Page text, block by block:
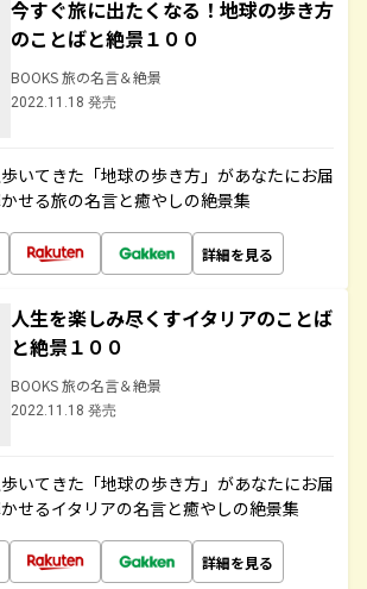
今すぐ旅に出たくなる！地球の歩き方
のことばと絶景１００
BOOKS 旅の名言＆絶景
2022.11.18 発売
いてきた「地球の歩き方」があなたにお届
せる旅の名言と癒やしの絶景集
詳細を見る
人生を楽しみ尽くすイタリアのことば
と絶景１００
BOOKS 旅の名言＆絶景
2022.11.18 発売
いてきた「地球の歩き方」があなたにお届
せるイタリアの名言と癒やしの絶景集
詳細を見る